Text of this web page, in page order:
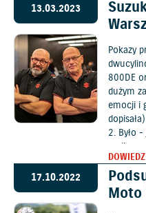
13.03.2023
Pokazy
800DE
dużym
emocji i
2. Było
czyli po
17.10.2022
Moto